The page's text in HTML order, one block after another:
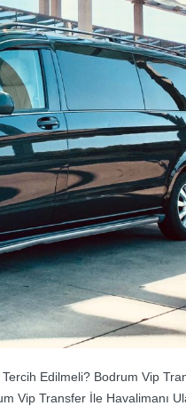
Edilmeli? Bodrum Vip
Vip Transfer İle Havalimanı